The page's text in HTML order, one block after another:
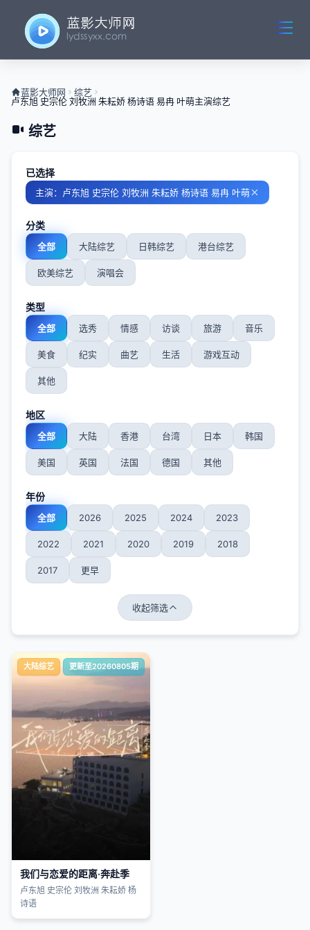
蓝影大师网
综艺
卢东旭 史宗伦 刘牧洲 朱耘娇 杨诗语 易冉 叶萌主演综艺
综艺
已选择
主演：卢东旭 史宗伦 刘牧洲 朱耘娇 杨诗语 易冉 叶萌
分类
全部 大陆综艺 日韩综艺 港台综艺
欧美综艺 演唱会
类型
全部 选秀 情感 访谈 旅游 音乐
美食 纪实 曲艺 生活 游戏互动
其他
地区
全部 大陆 香港 台湾 日本 韩国
美国 英国 法国 德国 其他
年份
全部 2026 2025 2024 2023
2022 2021 2020 2019 2018
2017 更早
收起筛选
大陆综艺 更新至20260805期
我们与恋爱的距离·奔赴季
卢东旭 史宗伦 刘牧洲 朱耘娇 杨
诗语